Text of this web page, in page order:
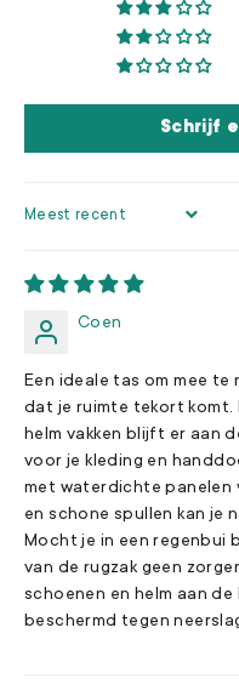
Schrijf
SORT BY
Coen
Een ideale tas om mee
dat je ruimte tekort komt.
helm vakken blijft er aan
voor je kleding en
met waterdichte panelen
en schone spullen kan je
Mocht je in een regenbui
van de rugzak geen
schoenen en helm aan
beschermd tegen